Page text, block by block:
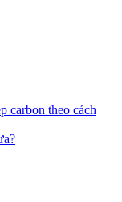
carbon theo cách